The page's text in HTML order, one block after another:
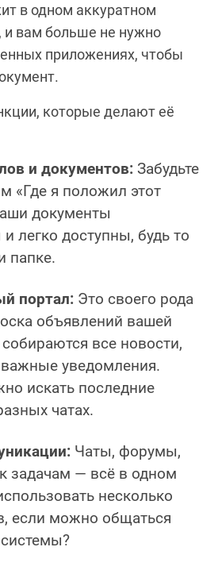
в одном аккуратном
вам больше не нужно
приложениях, чтобы
которые делают её
и документов: Забудьте
«Где я положил этот
документы
легко доступны, будь то
папке.
портал: Это своего рода
объявлений вашей
все новости,
уведомления.
искать последние
чатах.
Чаты, форумы,
задачам — всё в одном
несколько
если можно общаться